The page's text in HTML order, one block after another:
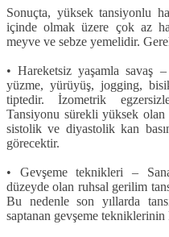
Sonuçta, yüksek tansiyonlu
içinde ol­mak üzere çok az
meyve ve sebze yemeli­dir.
• Hareketsiz yaşamla savaş
yüzme, yürü­yüş, jogging,
tiptedir. İzometrik
Tansiyonu sürekli yüksek
sistolik ve diyastolik kan
görecektir.
• Gevşeme teknikleri –
düzeyde olan ruhsal gerilim
Bu nedenle son yıllarda
saptanan gevşeme tekniklerinin